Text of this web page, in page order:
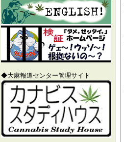
◆大麻報道センター管理サイト